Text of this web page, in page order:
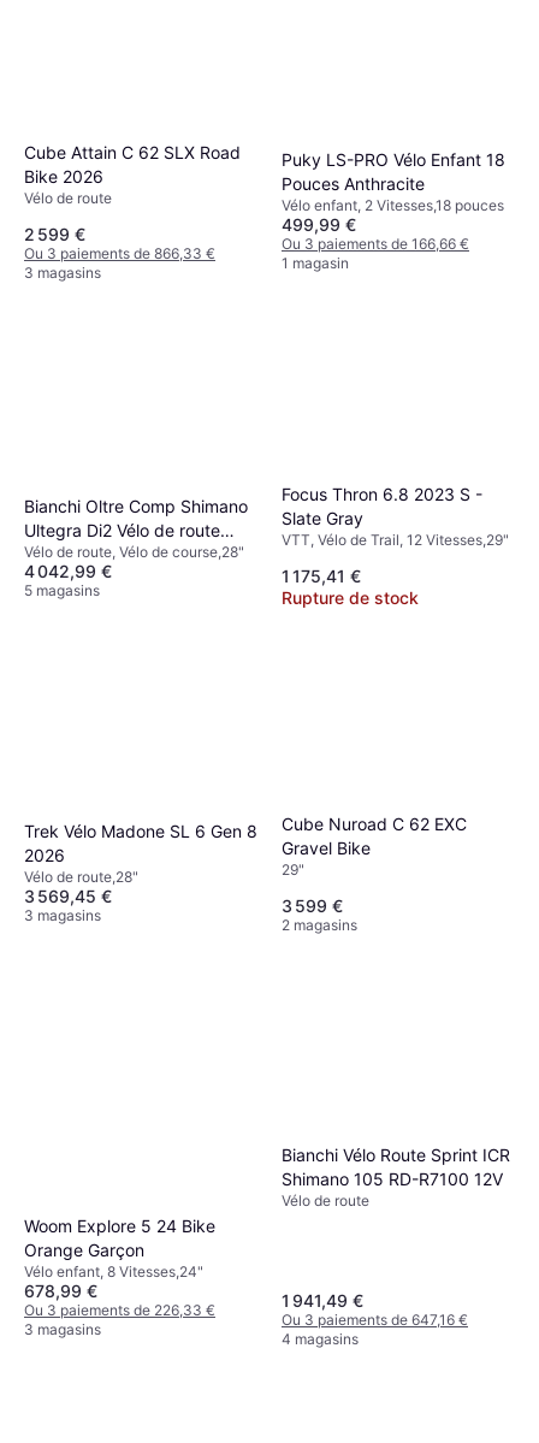
Cube Attain C 62 SLX Road
Bike 2026
Vélo de route
2 599 €
Ou 3 paiements de 866,33 €
3 magasins
Puky LS-PRO Vélo Enfant 18
Pouces Anthracite
Vélo enfant, 2 Vitesses,18 pouces
499,99 €
Ou 3 paiements de 166,66 €
1 magasin
Bianchi Oltre Comp Shimano
Ultegra Di2 Vélo de route
homme bleu 12 vitesses
Vélo de route, Vélo de course,28"
4 042,99 €
5 magasins
Focus Thron 6.8 2023 S -
Slate Gray
VTT, Vélo de Trail, 12 Vitesses,29"
1 175,41 €
Rupture de stock
Trek Vélo Madone SL 6 Gen 8
2026
Vélo de route,28"
3 569,45 €
3 magasins
Cube Nuroad C 62 EXC
Gravel Bike
29"
3 599 €
2 magasins
Woom Explore 5 24 Bike
Orange Garçon
Vélo enfant, 8 Vitesses,24"
678,99 €
Ou 3 paiements de 226,33 €
3 magasins
Bianchi Vélo Route Sprint ICR
Shimano 105 RD-R7100 12V
Vélo de route
1 941,49 €
Ou 3 paiements de 647,16 €
4 magasins